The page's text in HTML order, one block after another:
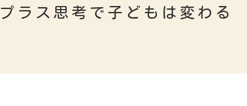
ラス思考で子どもは変わる